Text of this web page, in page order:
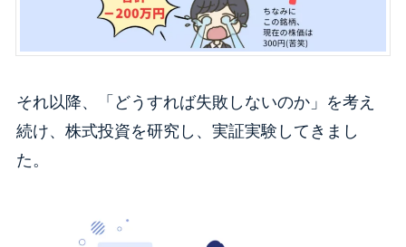
それ以降、「どうすれば失敗しないのか」を考え
続け、株式投資を研究し、実証実験してきまし
た。